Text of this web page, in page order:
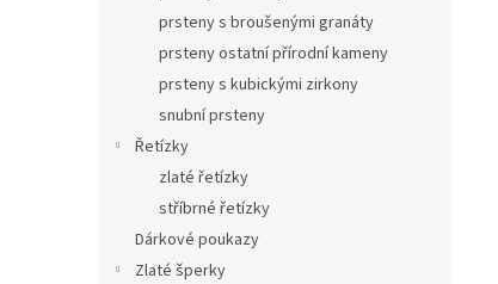
prsteny s broušenými granáty
prsteny ostatní přírodní kameny
prsteny s kubickými zirkony
snubní prsteny
Řetízky
zlaté řetízky
stříbrné řetízky
Dárkové poukazy
Zlaté šperky